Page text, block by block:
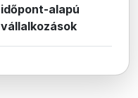
időpont-alapú
vállalkozások